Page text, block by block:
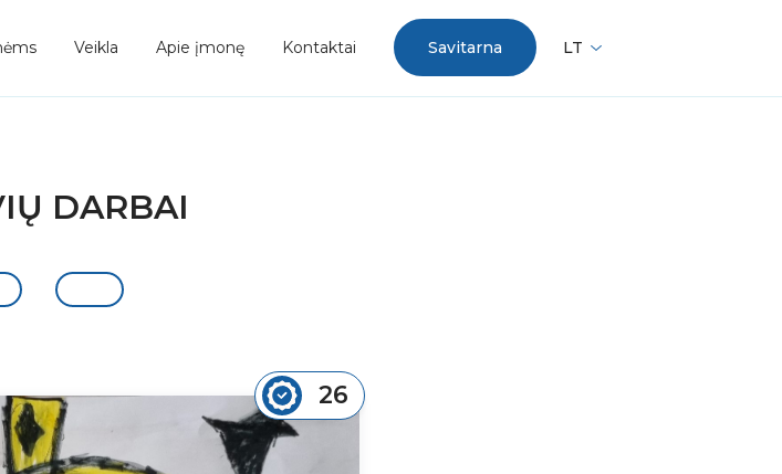
Veikla Apie įmonę Kontaktai Savitarna LT
DARBAI
26